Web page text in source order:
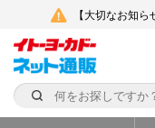
【大切なお知